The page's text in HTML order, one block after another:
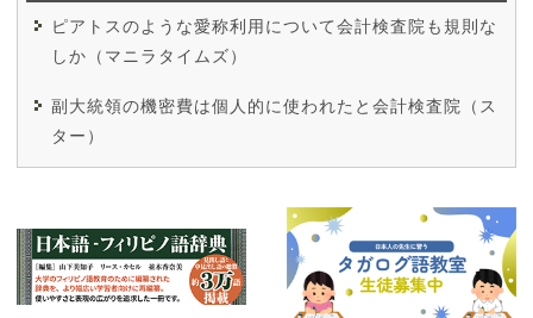
ピアトスのような愛称利用について会計検査院も規則な
しか（マニラタイムズ）
副大統領の機密費は個人的に使われたと会計検査院（ス
ター）